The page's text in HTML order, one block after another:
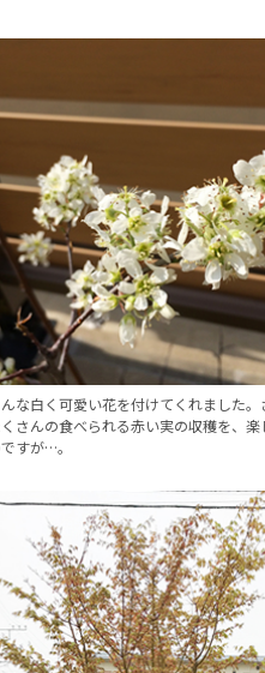
な白く可愛い花を付けてくれました
さんの食べられる赤い実の収穫を、楽
すが…。